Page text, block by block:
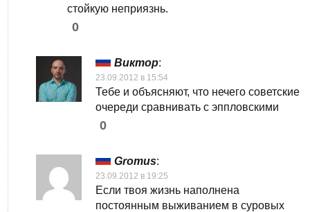
стойкую неприязнь.
0
Виктор:
23.09.2012 в 15:54
Тебе и объясняют, что нечего советские
очереди сравнивать с эппловскими
0
Gromus:
23.09.2012 в 19:25
Если твоя жизнь наполнена
постоянным выживанием в суровых